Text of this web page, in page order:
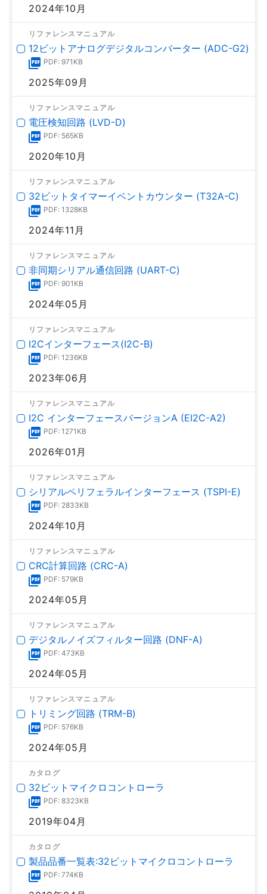
2024年10月
リファレンスマニュアル
12ビットアナログデジタルコンバーター (ADC-G2)
PDF: 971KB
2025年09月
リファレンスマニュアル
電圧検知回路 (LVD-D)
PDF: 565KB
2020年10月
リファレンスマニュアル
32ビットタイマーイベントカウンター (T32A-C)
PDF: 1328KB
2024年11月
リファレンスマニュアル
非同期シリアル通信回路 (UART-C)
PDF: 901KB
2024年05月
リファレンスマニュアル
I2Cインターフェース(I2C-B)
PDF: 1236KB
2023年06月
リファレンスマニュアル
I2C インターフェースバージョンA (EI2C-A2)
PDF: 1271KB
2026年01月
リファレンスマニュアル
シリアルペリフェラルインターフェース (TSPI-E)
PDF: 2833KB
2024年10月
リファレンスマニュアル
CRC計算回路 (CRC-A)
PDF: 579KB
2024年05月
リファレンスマニュアル
デジタルノイズフィルター回路 (DNF-A)
PDF: 473KB
2024年05月
リファレンスマニュアル
トリミング回路 (TRM-B)
PDF: 576KB
2024年05月
カタログ
32ビットマイクロコントローラ
PDF: 8323KB
2019年04月
カタログ
製品品番一覧表:32ビットマイクロコントローラ
PDF: 774KB